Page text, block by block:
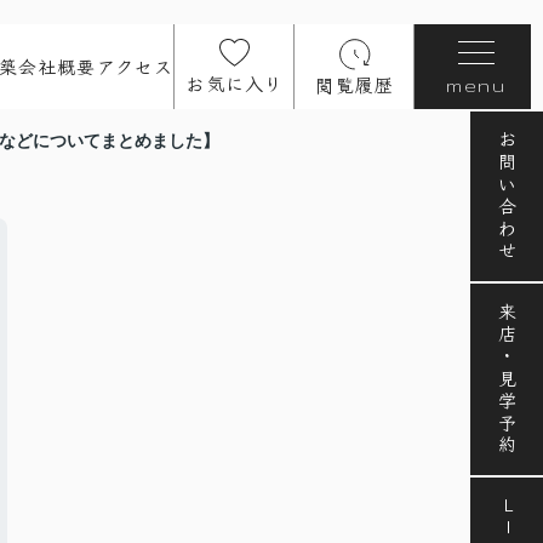
会社概要アクセス
お気に入り 閲覧履歴 menu
お問い合わせ
来店・見学予約
どについてまとめました】